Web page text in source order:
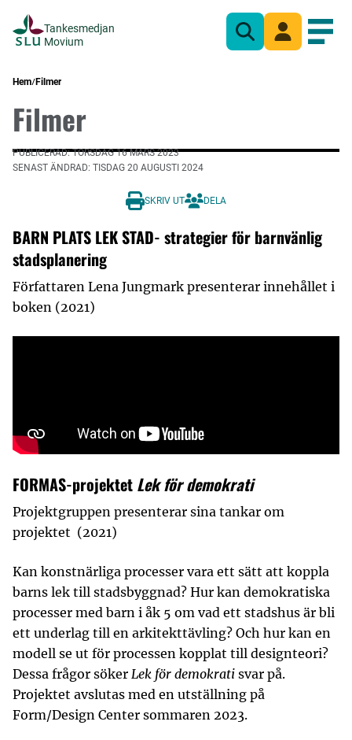
Tankesmedjan
Movium
Sök Mina sidor
Hem Filmer
Filmer
PUBLICERAD: TORSDAG 16 MARS 2023
SENAST ÄNDRAD: TISDAG 20 AUGUSTI 2024
SKRIV UT DELA
BARN PLATS LEK STAD- strategier för barnvänlig
stadsplanering
Författaren Lena Jungmark presenterar innehållet i
boken (2021)
FORMAS-projektet Lek för demokrati
Projektgruppen presenterar sina tankar om
projektet (2021)
Kan konstnärliga processer vara ett sätt att koppla
barns lek till stadsbyggnad? Hur kan demokratiska
processer med barn i åk 5 om vad ett stadshus är bli
ett underlag till en arkitekttävling? Och hur kan en
modell se ut för processen kopplat till designteori?
Dessa frågor söker Lek för demokrati svar på.
Projektet avslutas med en utställning på
Form/Design Center sommaren 2023.